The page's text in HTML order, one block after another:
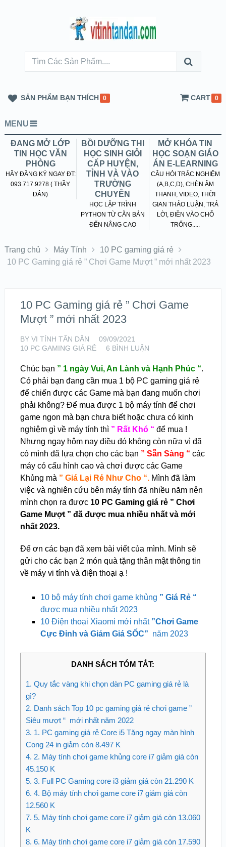
SẢN PHẨM BẠN THÍCH 0 CART 0
MENU
ĐANG MỞ LỚP
TIN HỌC VĂN
PHÒNG
HÃY ĐĂNG KÝ NGAY ĐT:
093.717.9278 ( THẦY
DÂN)
BỒI DƯỠNG THI
HỌC SINH GIỎI
CẤP HUYỆN,
TỈNH VÀ VÀO
TRƯỜNG
CHUYÊN
HỌC LẬP TRÌNH
PYTHON TỪ CĂN BẢN
ĐẾN NÂNG CAO
MỞ KHÓA TIN
HỌC SOẠN GIÁO
ÁN E-LEARNING
CÂU HỎI TRẮC NGHIỆM
(A,B,C,D), CHÈN ÂM
THANH, VIDEO, THỜI
GIAN THẢO LUẬN, TRẢ
LỜI, ĐIỀN VÀO CHỖ
TRỐNG.....
Trang chủ Máy Tính
10 PC gaming giá rẻ
10 PC Gaming giá rẻ ” Chơi Game Mượt ” mới nhất 2023
10 PC Gaming giá rẻ ” Chơi Game
Mượt ” mới nhất 2023
BY VI TÍNH TẤN DÂN
09/09/2021
10 PC GAMING GIÁ RẺ
6 BÌNH LUẬN
Chúc bạn ” 1 ngày Vui, An Lành và Hạnh Phúc “.
Có phải bạn đang cần mua 1 bộ PC gaming giá rẻ
để chiến được các Game mà bạn đang muốn chơi
phải không? Để mua được 1 bộ máy tính để chơi
game ngon mà bạn chưa biết hoặc chưa có kinh
nghiệm gì về máy tính thì ” Rất Khó “ để mua !
Nhưng ngay hôm nay điều đó không còn nữa vì đã
có mình đã lựa chọn cho các bạn ” Sẵn Sàng “ các
máy có cấu hình cao và chơi được các Game
Khủng mà ” Giá Lại Rẻ Như Cho “.Mình đã làm
việc và nghiên cứu bên máy tính đã nhiều năm nên
mình chọn ra được 10 PC Gaming giá rẻ ” Chơi
Game Mượt ” đã được mua nhiều nhất và mới
nhất 2023.
Để ơn các bạn đã xem bài viết của mình. Mình sẽ
gửi cho các bạn 2 món quà tặng thân mật thông tin
về máy vi tính và điện thoại ạ !
10 bộ máy tính chơi game khủng ” Giá Rẻ “
được mua nhiều nhất 2023
10 Điện thoại Xiaomi mới nhất ”Chơi Game
Cực Đỉnh và Giảm Giá SỐC” năm 2023
DANH SÁCH TÓM TẮT:
1. Quy tắc vàng khi chọn dàn PC gaming giá rẻ là
gì?
2. Danh sách Top 10 pc gaming giá rẻ chơi game ”
Siêu mượt “ mới nhất năm 2022
3. 1. PC gaming giá rẻ Core i5 Tặng ngay màn hình
Cong 24 in giảm còn 8.497 K
4. 2. Máy tính chơi game khủng core i7 giảm giá còn
45.150 K
5. 3. Full PC Gaming core i3 giảm giá còn 21.290 K
6. 4. Bộ máy tính chơi game core i7 giảm giá còn
12.560 K
7. 5. Máy tính chơi game core i7 giảm giá còn 13.060
K
8. 6. Máy tính chơi game core i7 giảm giá còn 17.590